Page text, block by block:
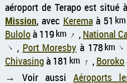
aéroport de Terapo est situé
Mission, avec Keremaà 51 km
Buloloà 119km ↑ ,National
↑ , Port Moresby à 178km ↑
Chivasingà 181 km ↑ ,Boroko
→ Voir aussi Aéroports